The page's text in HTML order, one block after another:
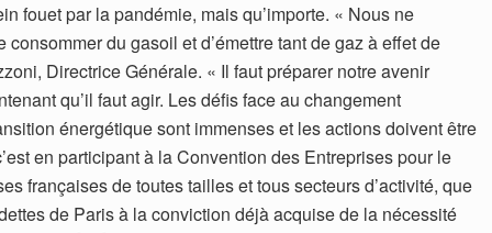
fouet par la pandémie, mais qu’importe. « Nous ne
du gasoil et d’émettre tant de gaz à effet de
Directrice Générale. « Il faut préparer notre avenir
qu’il faut agir. Les défis face au changement
énergétique sont immenses et les actions doivent être
en participant à la Convention des Entreprises pour le
françaises de toutes tailles et tous secteurs d’activité, que
de Paris à la conviction déjà acquise de la nécessité